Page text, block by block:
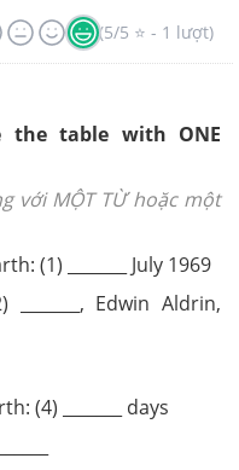
(5/5 ⭐ - 1 lượt)
the table with ONE
với MỘT TỪ hoặc một
(1) _______ July 1969
Edwin Aldrin,
(4) _______ days